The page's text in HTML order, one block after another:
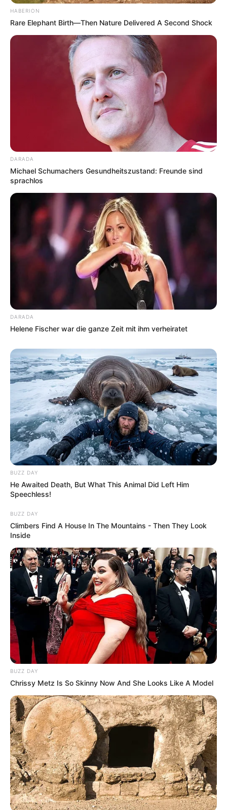
HABERION
Rare Elephant Birth—Then Nature Delivered A Second Shock
DARADA
Michael Schumachers Gesundheitszustand: Freunde sind
sprachlos
DARADA
Helene Fischer war die ganze Zeit mit ihm verheiratet
BUZZ DAY
He Awaited Death, But What This Animal Did Left Him
Speechless!
BUZZ DAY
Climbers Find A House In The Mountains - Then They Look
Inside
BUZZ DAY
Chrissy Metz Is So Skinny Now And She Looks Like A Model